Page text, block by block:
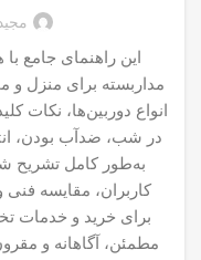
این راهنمای جامع
مداربسته برای منزل و
انواع دوربین‌ها، نکات
در شب، ضدآب بودن،
به‌طور کامل تشریح
کاربران، مقایسه
برای خرید و خدمات
مطمئن، آگاهانه و